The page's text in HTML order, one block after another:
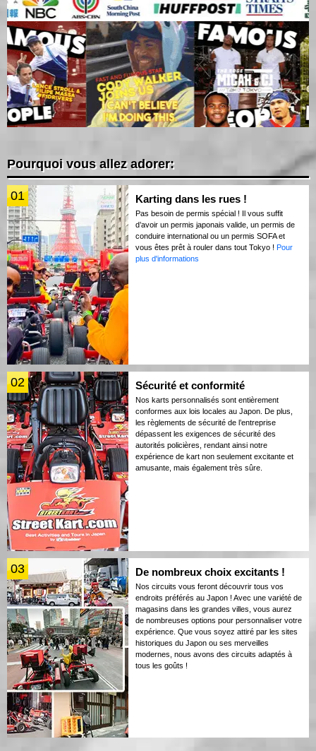
Pourquoi vous allez adorer:
01 Karting dans les rues !
Pas besoin de permis spécial ! Il vous suffit
d’avoir un permis japonais valide, un permis de
conduire international ou un permis SOFA et
vous êtes prêt à rouler dans tout Tokyo ! Pour
plus d'informations
02 Sécurité et conformité
Nos karts personnalisés sont entièrement
conformes aux lois locales au Japon. De plus,
les règlements de sécurité de l’entreprise
dépassent les exigences de sécurité des
autorités policières, rendant ainsi notre
expérience de kart non seulement excitante et
amusante, mais également très sûre.
03 De nombreux choix excitants !
Nos circuits vous feront découvrir tous vos
endroits préférés au Japon ! Avec une variété de
magasins dans les grandes villes, vous aurez
de nombreuses options pour personnaliser votre
expérience. Que vous soyez attiré par les sites
historiques du Japon ou ses merveilles
modernes, nous avons des circuits adaptés à
tous les goûts !